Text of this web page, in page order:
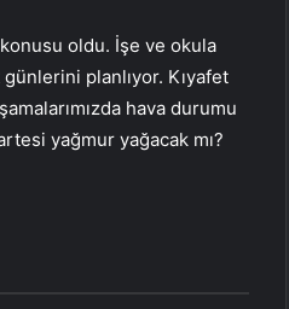
konusu oldu. İşe ve okula
planlıyor. Kıyafet
hava durumu
yağmur yağacak mı?